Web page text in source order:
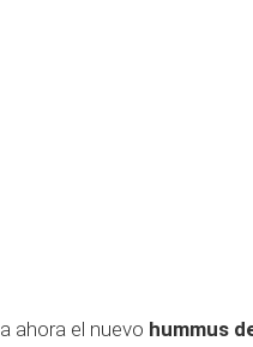
ahora el nuevo hummus